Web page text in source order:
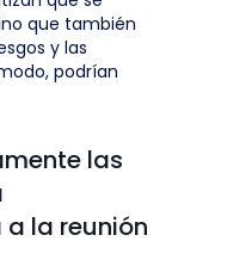
que también
y las
podrían
las
la reunión